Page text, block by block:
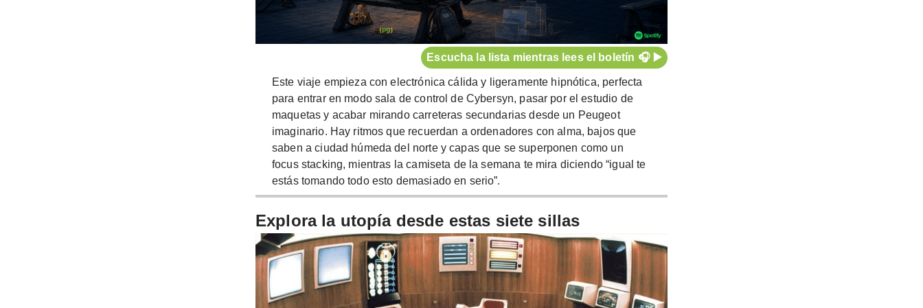
Escucha la lista mientras lees el boletín 🎧 ▶️
Este viaje empieza con electrónica cálida y ligeramente hipnótica, perfecta
para entrar en modo sala de control de Cybersyn, pasar por el estudio de
maquetas y acabar mirando carreteras secundarias desde un Peugeot
imaginario. Hay ritmos que recuerdan a ordenadores con alma, bajos que
saben a ciudad húmeda del norte y capas que se superponen como un
focus stacking, mientras la camiseta de la semana te mira diciendo “igual te
estás tomando todo esto demasiado en serio”.
Explora la utopía desde estas siete sillas